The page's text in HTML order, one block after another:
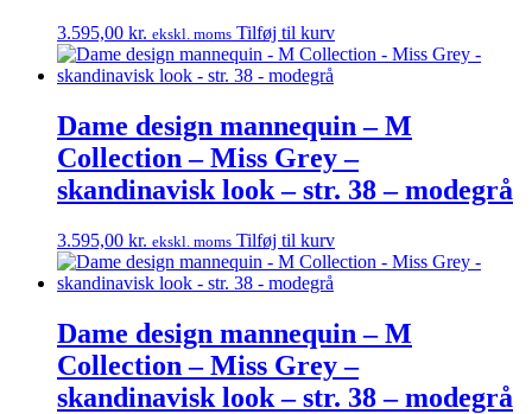
3.595,00 kr. ekskl. moms Tilføj til kurv
Dame design mannequin – M
Collection – Miss Grey –
skandinavisk look – str. 38 – modegrå
3.595,00 kr. ekskl. moms Tilføj til kurv
Dame design mannequin – M
Collection – Miss Grey –
skandinavisk look – str. 38 – modegrå